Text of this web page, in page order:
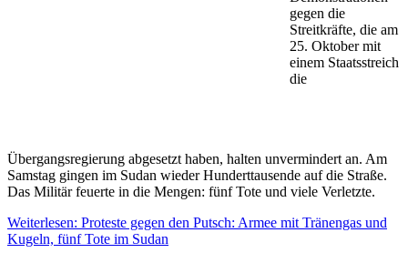
gegen die
Streitkräfte, die am
25. Oktober mit
einem Staatsstreich
die
Übergangsregierung abgesetzt haben, halten unvermindert an. Am
Samstag gingen im Sudan wieder Hunderttausende auf die Straße.
Das Militär feuerte in die Mengen: fünf Tote und viele Verletzte.
Weiterlesen: Proteste gegen den Putsch: Armee mit Tränengas und
Kugeln, fünf Tote im Sudan